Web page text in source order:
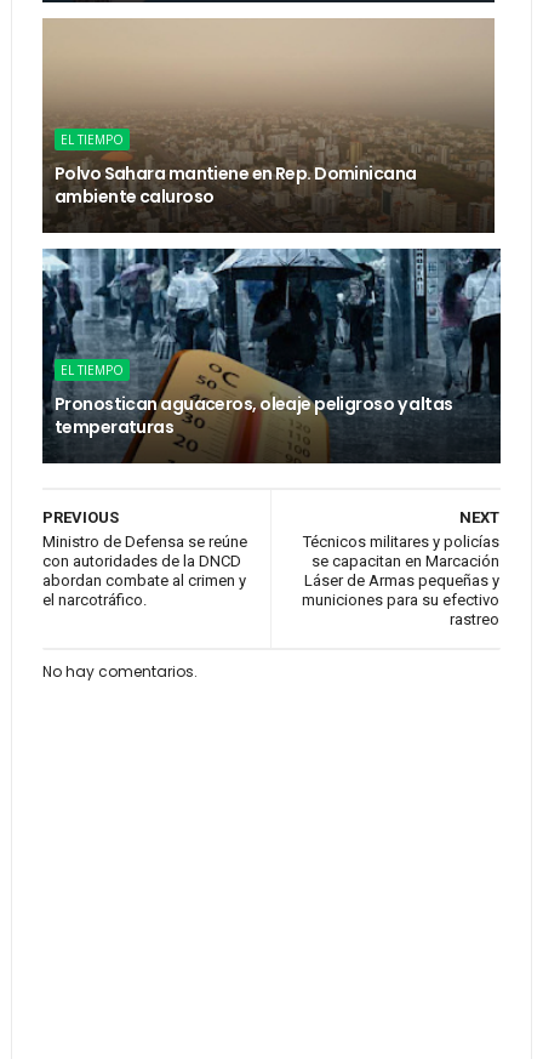
EL TIEMPO
Polvo Sahara mantiene en Rep. Dominicana
ambiente caluroso
EL TIEMPO
Pronostican aguaceros, oleaje peligroso y altas
temperaturas
NEXT
Técnicos militares y policías
se capacitan en Marcación
Láser de Armas pequeñas y
municiones para su efectivo
rastreo
PREVIOUS
Ministro de Defensa se reúne
con autoridades de la DNCD
abordan combate al crimen y
el narcotráfico.
No hay comentarios.